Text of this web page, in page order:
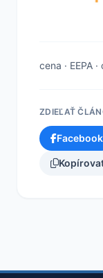
cena · EEPA ·
ZDIEĽAŤ
Facebook